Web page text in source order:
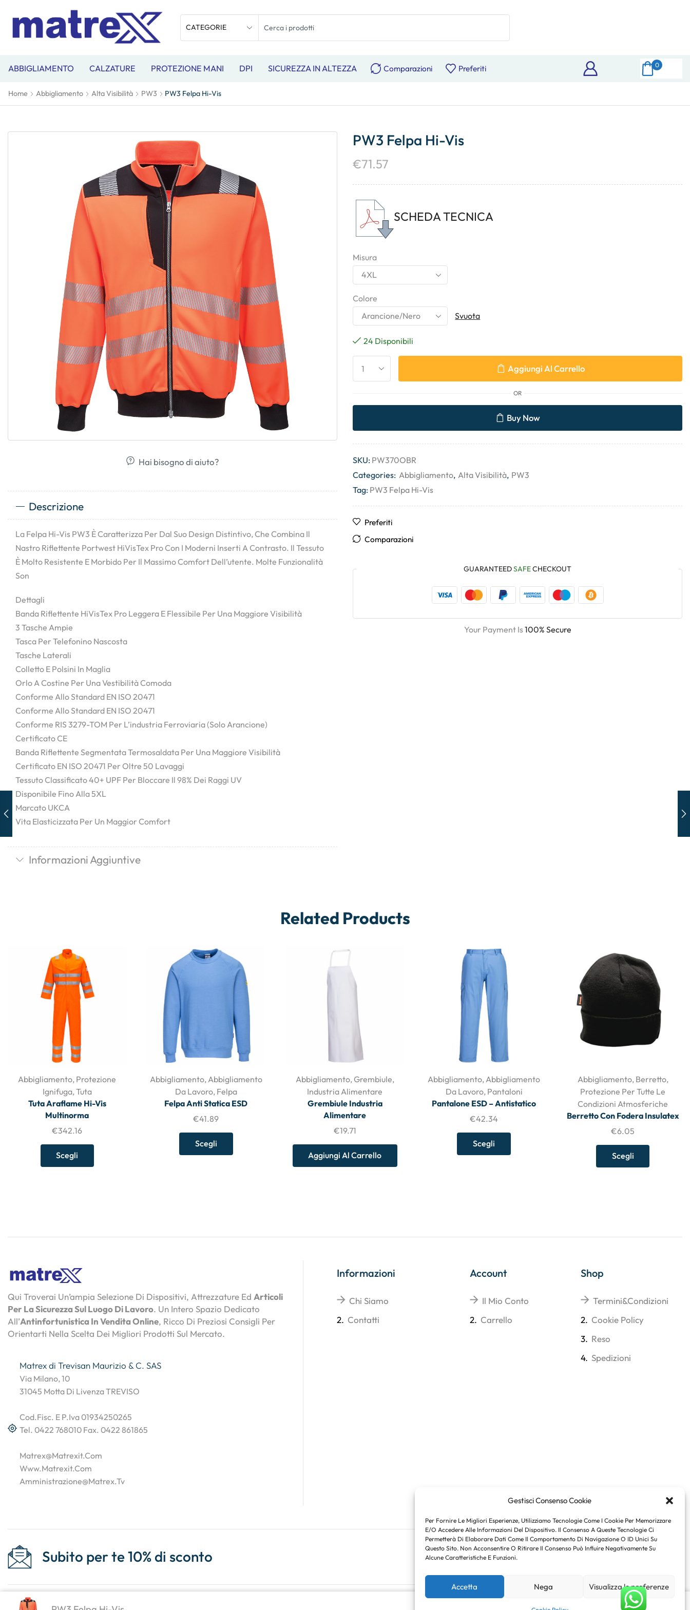
Gestisci Consenso Cookie
Per Fornire Le Migliori Esperienze, Utilizziamo Tecnologie Come I Cookie Per Memorizzare
E/o Accedere Alle Informazioni Del Dispositivo. Il Consenso A Queste Tecnologie Ci
Permetterà Di Elaborare Dati Come Il Comportamento Di Navigazione O ID Unici Su
Questo Sito. Non Acconsentire O Ritirare Il Consenso Può Influire Negativamente Su
Alcune Caratteristiche E Funzioni.
Accetta Nega Visualizza le preferenze
ABBIGLIAMENTO CALZATURE PROTEZIONE MANI DPI SICUREZZA IN ALTEZZA Comparazioni Preferiti 0
Home Abbigliamento Alta Visibilità PW3 PW3 Felpa Hi-Vis
Hai bisogno di aiuto?
Descrizione
La Felpa Hi-Vis PW3 È Caratterizza Per Dal Suo Design Distintivo, Che Combina Il
Nastro Riflettente Portwest HiVisTex Pro Con I Moderni Inserti A Contrasto. Il Tessuto
È Molto Resistente E Morbido Per Il Massimo Comfort Dell’utente. Molte Funzionalità
Son
Dettagli
Banda Riflettente HiVisTex Pro Leggera E Flessibile Per Una Maggiore Visibilità
3 Tasche Ampie
Tasca Per Telefonino Nascosta
Tasche Laterali
Colletto E Polsini In Maglia
Orlo A Costine Per Una Vestibilità Comoda
Conforme Allo Standard EN ISO 20471
Conforme Allo Standard EN ISO 20471
Conforme RIS 3279-TOM Per L’industria Ferroviaria (solo Arancione)
Certificato CE
Banda Riflettente Segmentata Termosaldata Per Una Maggiore Visibilità
Certificato EN ISO 20471 Per Oltre 50 Lavaggi
Tessuto Classificato 40+ UPF Per Bloccare Il 98% Dei Raggi UV
Disponibile Fino Alla 5XL
Marcato UKCA
Vita Elasticizzata Per Un Maggior Comfort
Informazioni Aggiuntive
PW3 Felpa Hi-Vis
€71.57
SCHEDA TECNICA
Misura
Colore
Svuota
24 Disponibili
Aggiungi Al Carrello
OR
Buy Now
SKU: PW370OBR
Categories: Abbigliamento, Alta Visibilità, PW3
Tag: PW3 Felpa Hi-Vis
Preferiti
Comparazioni
GUARANTEEDSAFECHECKOUT
Your Payment Is100% Secure
Related Products
Abbigliamento, Protezione
Ignifuga, Tuta
Tuta Araflame Hi-Vis
Multinorma
€342.16
Scegli
Abbigliamento, Abbigliamento
Da Lavoro, Felpa
Felpa Anti Statica ESD
€41.89
Scegli
Abbigliamento, Grembiule,
Industria Alimentare
Grembiule Industria
Alimentare
€19.71
Aggiungi Al Carrello
Abbigliamento, Abbigliamento
Da Lavoro, Pantaloni
Pantalone ESD – Antistatico
€42.34
Scegli
Abbigliamento, Berretto,
Protezione Per Tutte Le
Condizioni Atmosferiche
Berretto Con Fodera Insulatex
€6.05
Scegli
Qui Troverai Un’ampia Selezione Di Dispositivi, Attrezzature Ed Articoli
Per La Sicurezza Sul Luogo Di Lavoro. Un Intero Spazio Dedicato
All’Antinfortunistica In Vendita Online, Ricco Di Preziosi Consigli Per
Orientarti Nella Scelta Dei Migliori Prodotti Sul Mercato.
Matrex di Trevisan Maurizio & C. SAS
Via Milano, 10
31045 Motta Di Livenza TREVISO
Cod.Fisc. E P.Iva 01934250265
Tel. 0422 768010 Fax. 0422 861865
Matrex@matrexit.com
Www.matrexit.com
Amministrazione@matrex.tv
Informazioni
Chi Siamo
2. Contatti
Account
Il Mio Conto
2. Carrello
Shop
Termini&Condizioni
2. Cookie Policy
3. Reso
4. Spedizioni
Subito per te 10% di sconto